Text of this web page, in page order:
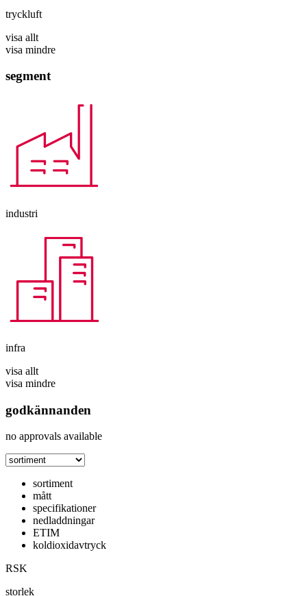
tryckluft
visa allt
visa mindre
segment
industri
infra
visa allt
visa mindre
godkännanden
no approvals available
sortiment
mått
specifikationer
nedladdningar
ETIM
koldioxidavtryck
RSK
storlek